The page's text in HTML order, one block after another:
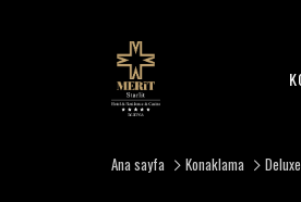
Ana sayfa Konaklama